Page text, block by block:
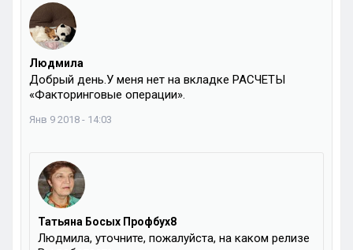
Людмила
Добрый день.У меня нет на вкладке РАСЧЕТЫ
«Факторинговые операции».
Янв 9 2018 - 14:03
Татьяна Босых Профбух8
Людмила, уточните, пожалуйста, на каком релизе